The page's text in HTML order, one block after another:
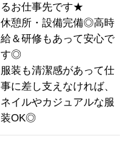
るお仕事先です★
休憩所・設備完備◎高時
給＆研修もあって安心で
す◎
服装も清潔感があって仕
事に差し支えなければ、
ネイルやカジュアルな服
装OK◎